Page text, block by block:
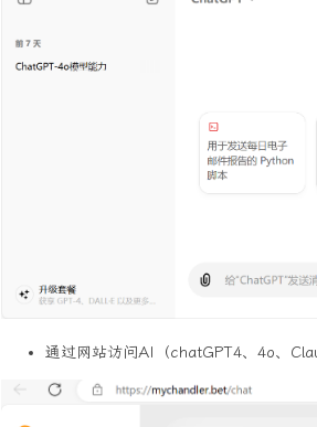
通过网站访问AI（chatGPT4、4o、